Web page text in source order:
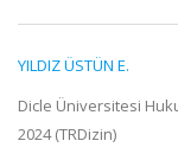
YILDIZ ÜSTÜN E.
Dicle Üniversitesi
2024 (TRDizin)